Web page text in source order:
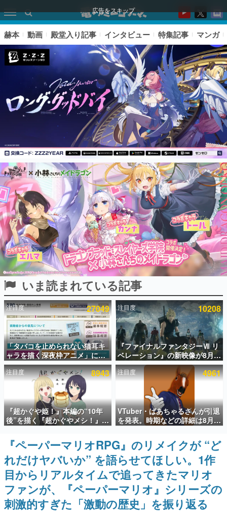
広告をスキップ
ピックアップ
電ファミのいま読まれている記事ランキング
アプリセール情報
インタビュー
連載・特集一覧
殿堂入り記事
SNS拡散数が数千以上！ ページビュー数万以上！ などな
ど。多くの人々に読まれた、電ファミ渾身の“殿堂入り”記
事をまとめました。
ゲームの企画書
名作ゲームクリエイターの方々に製作時のエピソードをお
聞きし、ヒットする企画（ゲーム）とは何か？を探ってい
きます。
赫本
この物語を解いてはいけない。『赫本』は、〈試験問題〉
の形をした短編ホラー小説集です。
新世代に訊く
これからのデジタルゲーム市場を担う若きクリエイター達
の姿を追い、彼らのルーツと情熱を探っていきます。
ゲーム世代の作家たち
ゲームに多大な影響を受けた作家さんに取材し、ゲームが
日本のコンテンツ産業やカルチャーに与えた影響を探る企
画です。
日本モバイルゲーム産業史
日本のモバイルゲーム史における主要なトピック・タイト
ルを網羅するほか、開発者へのインタビューや識者による
解説を掲載。約20年の歴史が一望できる決定版！
赫本 動画 殿堂入り記事 インタビュー 特集記事 マンガ
いま読まれている記事
注目度 27049
「タバコを止められない猫耳キ
ャラを描く深夜枠アニメ」に視
聴者の一部から批判意見。違法
薬物の使用と思しき描写も含め
て、BPOが議論を交わす
注目度 10208
『ファイナルファンタジーⅦ リ
ベレーション』の新映像が8月
26日早朝に公開へ。『FF7』リ
メイクシリーズの完結編、
「gamescom」のオープニング
ナイトライブにてディレクター
の浜口直樹氏が登壇する予定
注目度 8943
『超かぐや姫！』本編の“10年
後”を描く『超かぐやメシ！』
Web連載決定。新たなWebマン
ガレーベル「ビビビコミック」
にて特別話が掲載スタート、あ
のお話には…まだ続きがある！
注目度 4961
VTuber・ばあちゃるさんが引退
を発表。時期などの詳細は8月9
日15時からの配信で説明
『ペーパーマリオRPG』のリメイクが “ど
れだけヤバいか” を語らせてほしい。1作
目からリアルタイムで追ってきたマリオ
ファンが、『ペーパーマリオ』シリーズの
刺激的すぎた「激動の歴史」を振り返る